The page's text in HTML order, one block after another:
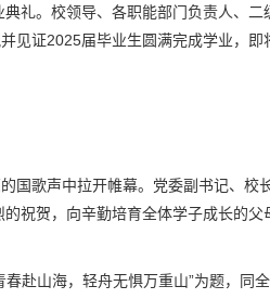
礼。校领导、各职能部门负责人、
见证2025届毕业生圆满完成学业，
国歌声中拉开帷幕。党委副书记、校
祝贺，向辛勤培育全体学子成长的
春赴山海，轻舟无惧万重山”为题，同